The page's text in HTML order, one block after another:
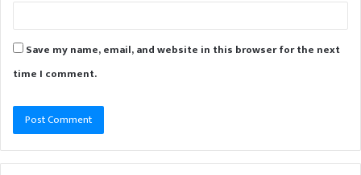
Save my name, email, and website in this browser for the next
time I comment.